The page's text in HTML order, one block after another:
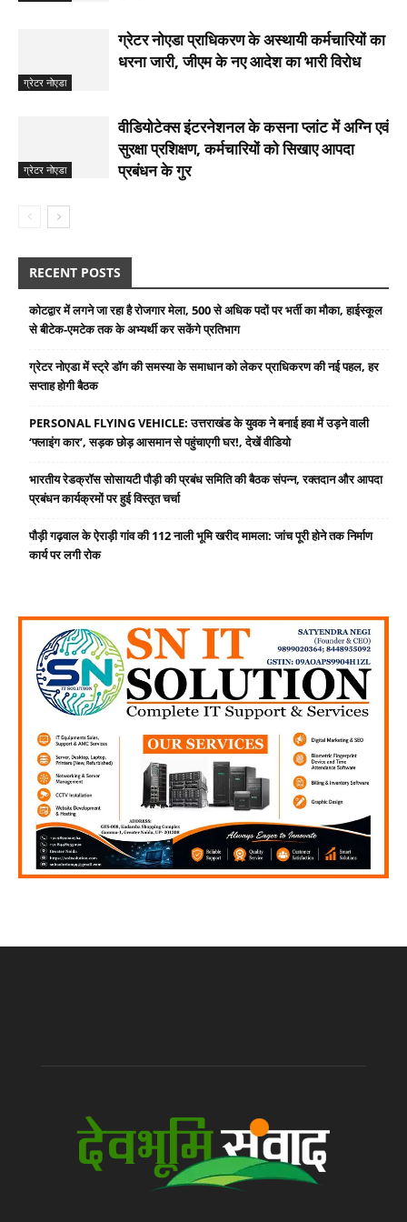
ग्रेटर नोएडा
ग्रेटर नोएडा प्राधिकरण के अस्थायी कर्मचारियों का
धरना जारी, जीएम के नए आदेश का भारी विरोध
ग्रेटर नोएडा
वीडियोटेक्स इंटरनेशनल के कसना प्लांट में अग्नि एवं
सुरक्षा प्रशिक्षण, कर्मचारियों को सिखाए आपदा
प्रबंधन के गुर
RECENT POSTS
कोटद्वार में लगने जा रहा है रोजगार मेला, 500 से अधिक पदों पर भर्ती का मौका, हाईस्कूल
से बीटेक-एमटेक तक के अभ्यर्थी कर सकेंगे प्रतिभाग
ग्रेटर नोएडा में स्ट्रे डॉग की समस्या के समाधान को लेकर प्राधिकरण की नई पहल, हर
सप्ताह होगी बैठक
PERSONAL FLYING VEHICLE: उत्तराखंड के युवक ने बनाई हवा में उड़ने वाली
‘फ्लाइंग कार’, सड़क छोड़ आसमान से पहुंचाएगी घर!, देखें वीडियो
भारतीय रेडक्रॉस सोसायटी पौड़ी की प्रबंध समिति की बैठक संपन्न, रक्तदान और आपदा
प्रबंधन कार्यक्रमों पर हुई विस्तृत चर्चा
पौड़ी गढ़वाल के ऐराड़ी गांव की 112 नाली भूमि खरीद मामला: जांच पूरी होने तक निर्माण
कार्य पर लगी रोक